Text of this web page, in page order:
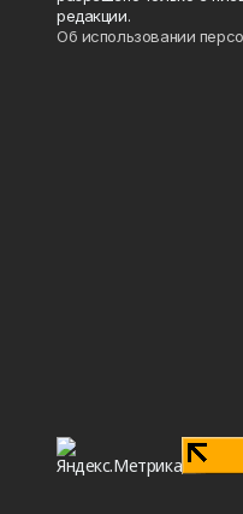
редакции.
Об использовании